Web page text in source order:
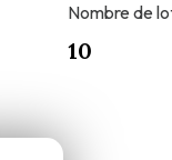
Nombre de
10